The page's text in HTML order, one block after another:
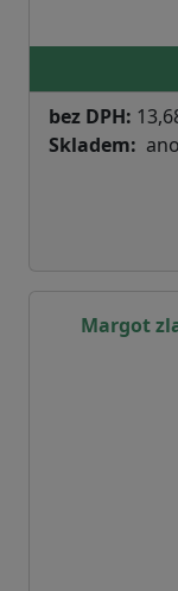
bez DPH:
Skladem
ano
Margot